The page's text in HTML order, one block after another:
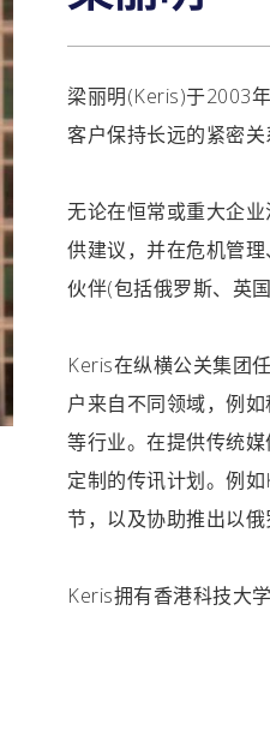
梁丽明(Keris)于2003
客户保持长远的紧密
无论在恒常或重大企
供建议，并在危机管
伙伴(包括俄罗斯、英
Keris在纵横公关集团
户来自不同领域，例
等行业。在提供传统
定制的传讯计划。例
节，以及协助推出以俄
Keris拥有香港科技大